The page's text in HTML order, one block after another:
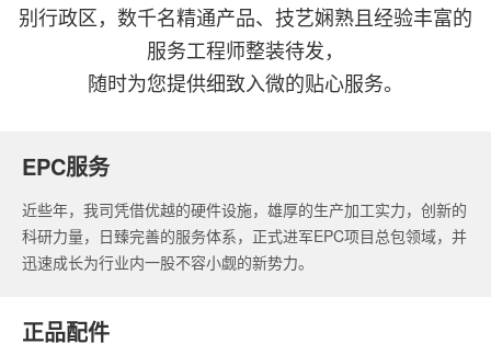
别行政区，数千名精通产品、技艺娴熟且经验丰富的
服务工程师整装待发，
随时为您提供细致入微的贴心服务。
EPC服务
近些年，我司凭借优越的硬件设施，雄厚的生产加工实力，创新的
科研力量，日臻完善的服务体系，正式进军EPC项目总包领域，并
迅速成长为行业内一股不容小觑的新势力。
正品配件